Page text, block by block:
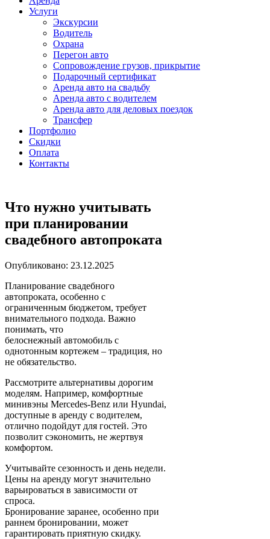
Услуги
Экскурсии
Водитель
Охрана
Перегон авто
Сопровождение грузов, прикрытие
Подарочный сертификат
Аренда авто на свадьбу
Аренда авто с водителем
Аренда авто для деловых поездок
Трансфер
Портфолио
Скидки
Оплата
Контакты
Что нужно учитывать
при планировании
свадебного автопроката
Опубликовано: 23.12.2025
Планирование свадебного
автопроката, особенно с
ограниченным бюджетом, требует
внимательного подхода. Важно
понимать, что
белоснежный автомобиль с
однотонным кортежем – традиция, но
не обязательство.
Рассмотрите альтернативы дорогим
моделям. Например, комфортные
минивэны Mercedes-Benz или Hyundai,
доступные в аренду с водителем,
отлично подойдут для гостей. Это
позволит сэкономить, не жертвуя
комфортом.
Учитывайте сезонность и день недели.
Цены на аренду могут значительно
варьироваться в зависимости от
спроса.
Бронирование заранее, особенно при
раннем бронировании, может
гарантировать приятную скидку.